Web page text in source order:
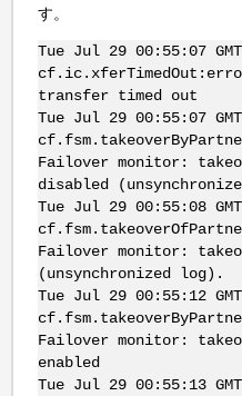
す。
Tue Jul 29 00:55:07
transfer timed out
Tue Jul 29 00:55:07
Failover monitor:
disabled
Tue Jul 29 00:55:08
Failover monitor:
(unsynchronized log).
Tue Jul 29 00:55:12
Failover monitor:
enabled
Tue Jul 29 00:55:13